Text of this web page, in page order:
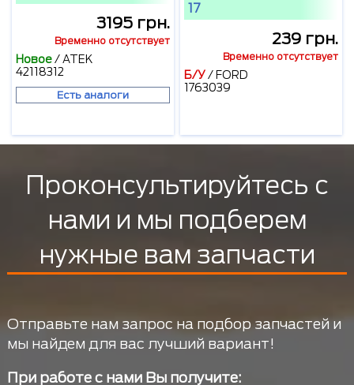
3195 грн.
Временно отсутствует
Новое/ATEK
42118312
Есть аналоги
17
239 грн.
Временно отсутствует
Б/У/ FORD
1763039
Проконсультируйтесь с
нами и мы подберем
нужные вам запчасти
Отправьте нам запрос на подбор запчастей и
мы найдем для вас лучший вариант!
При работе с нами Вы получите: